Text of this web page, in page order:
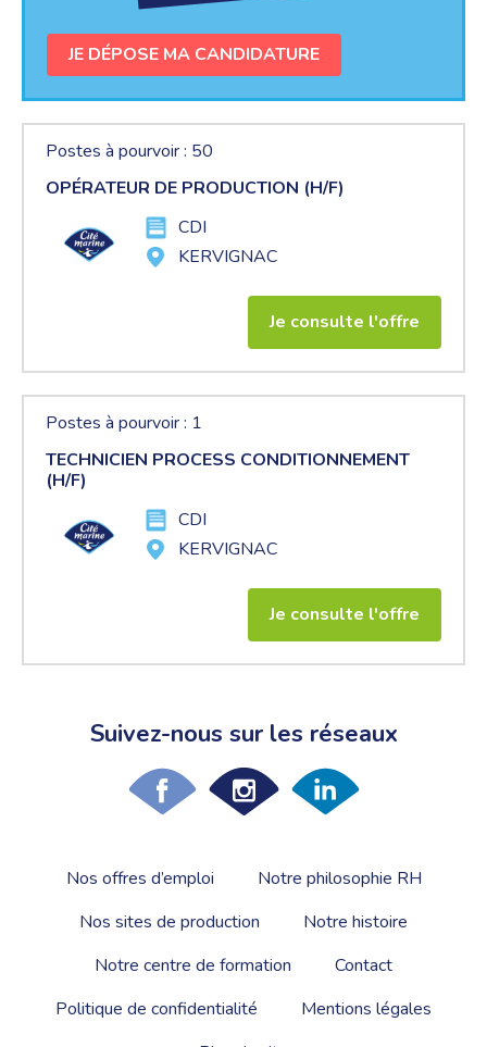
JE DÉPOSE MA CANDIDATURE
Postes à pourvoir : 50
OPÉRATEUR DE PRODUCTION (H/F)
CDI
KERVIGNAC
Je consulte l'offre
Postes à pourvoir : 1
TECHNICIEN PROCESS CONDITIONNEMENT
(H/F)
CDI
KERVIGNAC
Je consulte l'offre
Suivez-nous sur les réseaux
Nos offres d’emploi
Notre philosophie RH
Nos sites de production
Notre histoire
Notre centre de formation
Contact
Politique de confidentialité
Mentions légales